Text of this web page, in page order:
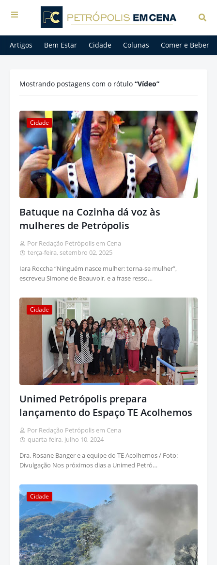
Artigos Bem Estar Cidade Colunas Comer e Beber
Mostrando postagens com o rótulo Vídeo
Cidade
Batuque na Cozinha dá voz às
mulheres de Petrópolis
Por Redação Petrópolis em Cena
terça-feira, setembro 02, 2025
Iara Roccha “Ninguém nasce mulher: torna-se mulher”,
escreveu Simone de Beauvoir, e a frase resso…
Cidade
Unimed Petrópolis prepara
lançamento do Espaço TE Acolhemos
Por Redação Petrópolis em Cena
quarta-feira, julho 10, 2024
Dra. Rosane Banger e a equipe do TE Acolhemos / Foto:
Divulgação Nos próximos dias a Unimed Petró…
Cidade